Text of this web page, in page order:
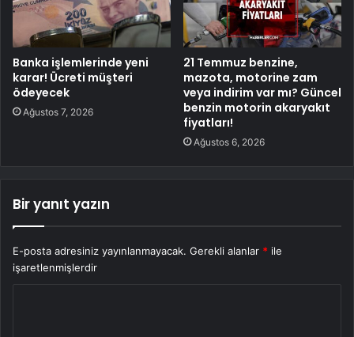
Banka işlemlerinde yeni
karar! Ücreti müşteri
ödeyecek
Ağustos 7, 2026
21 Temmuz benzine,
mazota, motorine zam
veya indirim var mı? Güncel
benzin motorin akaryakıt
fiyatları!
Ağustos 6, 2026
Bir yanıt yazın
E-posta adresiniz yayınlanmayacak. Gerekli alanlar * ile
işaretlenmişlerdir